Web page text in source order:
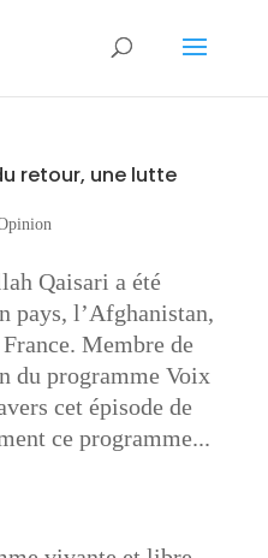
retour, une lutte
Qaisari a été
pays, l’Afghanistan,
Membre de
du programme Voix
cet épisode de
ce programme...